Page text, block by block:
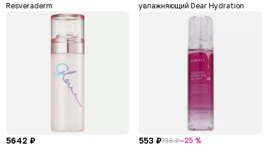
Resveraderm
увлажняющий Dear Hydration
5642 ₽ 553 ₽738 ₽–25 %